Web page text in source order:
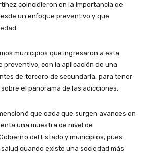
coincidieron en la importancia de
un enfoque preventivo y que
municipios que ingresaron a esta
con la aplicación de una
de tercero de secundaria, para tener
el panorama de las adicciones.
que cada que surgen avances en
una muestra de nivel de
del Estado y municipios, pues
cuando existe una sociedad más